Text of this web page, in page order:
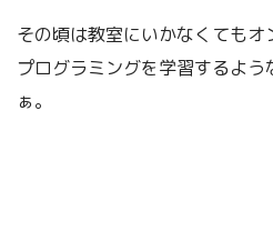
その頃は教室にいかなくても
プログラミングを学習するよ
ぁ。